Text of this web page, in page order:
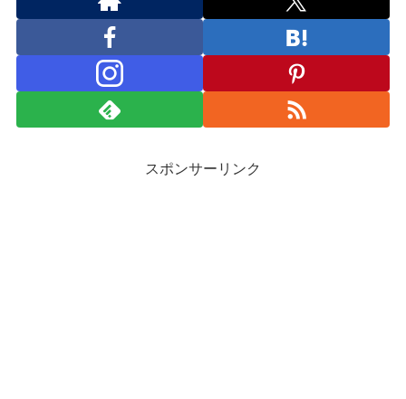
スポンサーリンク